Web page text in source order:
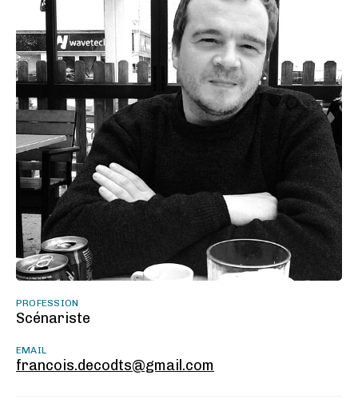
PROFESSION
Scénariste
EMAIL
francois.decodts@gmail.com